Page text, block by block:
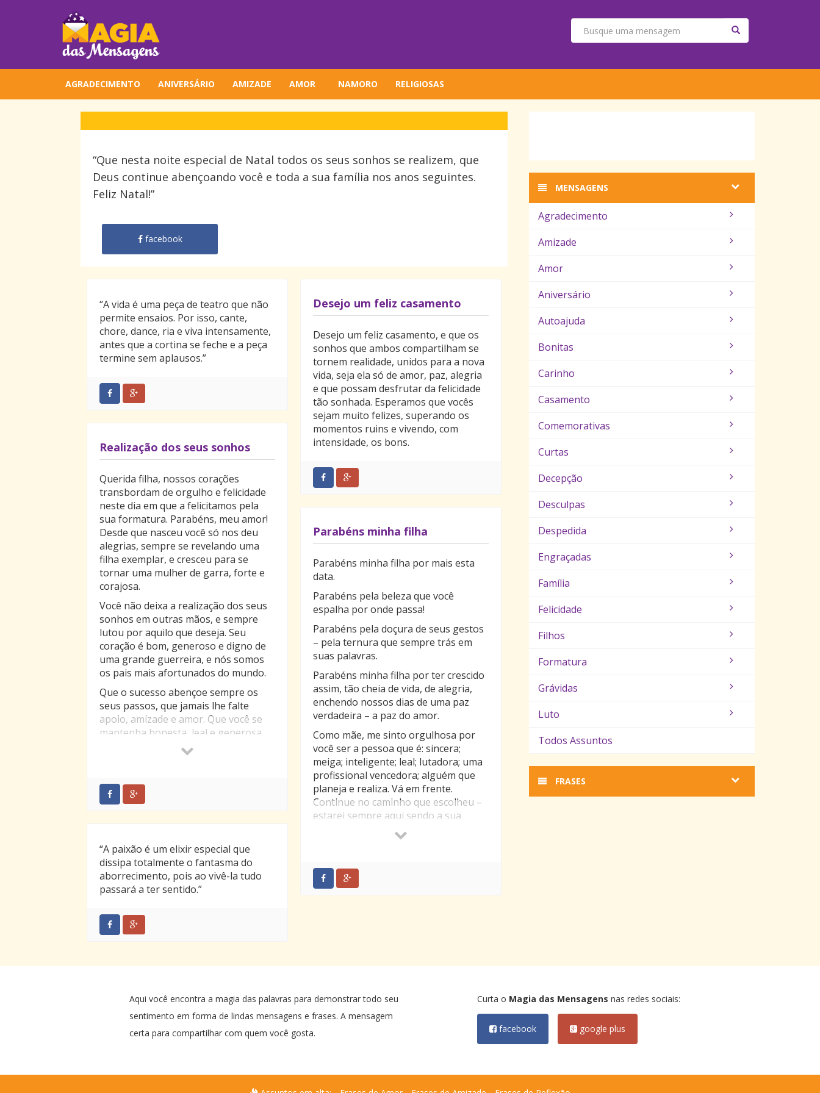
AGRADECIMENTO ANIVERSÁRIO AMIZADE AMOR NAMORO RELIGIOSAS
“Que nesta noite especial de Natal todos os seus sonhos se realizem, que
Deus continue abençoando você e toda a sua família nos anos seguintes.
Feliz Natal!”
facebook
“A vida é uma peça de teatro que não
permite ensaios. Por isso, cante,
chore, dance, ria e viva intensamente,
antes que a cortina se feche e a peça
termine sem aplausos.”
Desejo um feliz casamento
Desejo um feliz casamento, e que os
sonhos que ambos compartilham se
tornem realidade, unidos para a nova
vida, seja ela só de amor, paz, alegria
e que possam desfrutar da felicidade
tão sonhada. Esperamos que vocês
sejam muito felizes, superando os
momentos ruins e vivendo, com
intensidade, os bons.
Realização dos seus sonhos
Querida filha, nossos corações
transbordam de orgulho e felicidade
neste dia em que a felicitamos pela
sua formatura. Parabéns, meu amor!
Desde que nasceu você só nos deu
alegrias, sempre se revelando uma
filha exemplar, e cresceu para se
tornar uma mulher de garra, forte e
corajosa.
Você não deixa a realização dos seus
sonhos em outras mãos, e sempre
lutou por aquilo que deseja. Seu
coração é bom, generoso e digno de
uma grande guerreira, e nós somos
os pais mais afortunados do mundo.
Que o sucesso abençoe sempre os
seus passos, que jamais lhe falte
apoio, amizade e amor. Que você se
mantenha honesta, leal e generosa,
pois nada vale mais que nossa
integridade e nos mantermos fiéis aos
O que realmente importa é que você
siga seu caminho e seja feliz, pois com
mundo. Nós amamos você, filha linda!
Parabéns minha filha
Parabéns minha filha por mais esta
data.
Parabéns pela beleza que você
espalha por onde passa!
Parabéns pela doçura de seus gestos
– pela ternura que sempre trás em
suas palavras.
Parabéns minha filha por ter crescido
assim, tão cheia de vida, de alegria,
enchendo nossos dias de uma paz
verdadeira – a paz do amor.
Como mãe, me sinto orgulhosa por
você ser a pessoa que é: sincera;
meiga; inteligente; leal; lutadora; uma
profissional vencedora; alguém que
planeja e realiza. Vá em frente.
Continue no caminho que escolheu –
estarei sempre aqui sendo a sua
nosso orgulho, nossa realização.
Parabéns nesta data querida e que
universo estejam com você – hoje e
sempre.
“A paixão é um elixir especial que
dissipa totalmente o fantasma do
aborrecimento, pois ao vivê-la tudo
passará a ter sentido.”
MENSAGENS
Agradecimento
Amizade
Amor
Aniversário
Autoajuda
Bonitas
Carinho
Casamento
Comemorativas
Curtas
Decepção
Desculpas
Despedida
Engraçadas
Família
Felicidade
Filhos
Formatura
Grávidas
Luto
Todos Assuntos
FRASES
Aqui você encontra a magia das palavras para demonstrar todo seu
sentimento em forma de lindas mensagens e frases. A mensagem
certa para compartilhar com quem você gosta.
Curta o Magia das Mensagens nas redes sociais:
facebook google plus